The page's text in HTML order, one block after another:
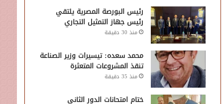
رئيس البورصة المصرية يلتقي
رئيس جهاز التمثيل التجاري
منذ 30 دقيقة
محمد سعده: تيسيرات وزير الصناعة
تنقذ المشروعات المتعثرة
منذ 35 دقيقة
ختام امتحانات الدور الثاني